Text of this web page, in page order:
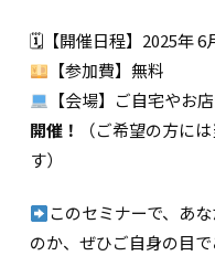
🗓【開催日程】2025年 6
【参加費】無料
【会場】ご自宅やお
開催！
（ご希望の方に
す）
このセミナーで、あ
のか、ぜひご自身の目